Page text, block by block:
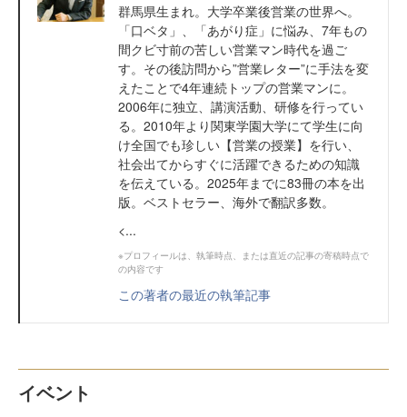
群馬県生まれ。大学卒業後営業の世界へ。
「口ベタ」、「あがり症」に悩み、7年もの
間クビ寸前の苦しい営業マン時代を過ご
す。その後訪問から”営業レター”に手法を変
えたことで4年連続トップの営業マンに。
2006年に独立、講演活動、研修を行ってい
る。2010年より関東学園大学にて学生に向
け全国でも珍しい【営業の授業】を行い、
社会出てからすぐに活躍できるための知識
を伝えている。2025年までに83冊の本を出
版。ベストセラー、海外で翻訳多数。
<...
※プロフィールは、執筆時点、または直近の記事の寄稿時点で
の内容です
この著者の最近の執筆記事
イベント